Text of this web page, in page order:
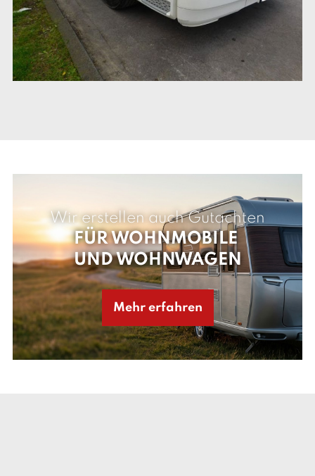
Wir erstellen auch Gutachten
FÜR WOHNMOBILE
UND WOHNWAGEN
Mehr erfahren